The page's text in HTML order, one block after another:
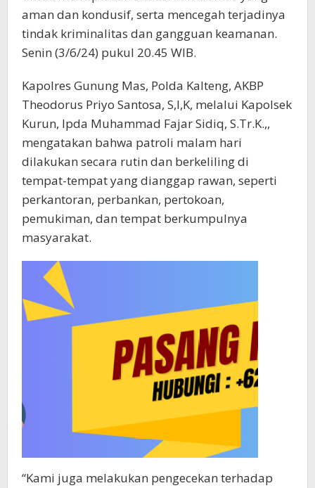
aman dan kondusif, serta mencegah terjadinya
tindak kriminalitas dan gangguan keamanan.
Senin (3/6/24) pukul 20.45 WIB.
Kapolres Gunung Mas, Polda Kalteng, AKBP
Theodorus Priyo Santosa, S,I,K, melalui Kapolsek
Kurun, Ipda Muhammad Fajar Sidiq, S.Tr.K.,,
mengatakan bahwa patroli malam hari
dilakukan secara rutin dan berkeliling di
tempat-tempat yang dianggap rawan, seperti
perkantoran, perbankan, pertokoan,
pemukiman, dan tempat berkumpulnya
masyarakat.
“Kami juga melakukan pengecekan terhadap